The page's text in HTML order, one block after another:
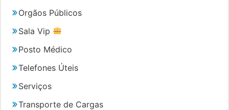
Orgãos Públicos
Sala Vip
Posto Médico
Telefones Úteis
Serviços
Transporte de Cargas